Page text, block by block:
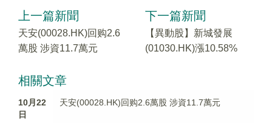
上一篇新聞
天安(00028.HK)回购2.6
萬股 涉資11.7萬元
下一篇新聞
【異動股】新城發展
(01030.HK)漲10.58%
相關文章
10月22
日
天安(00028.HK)回购2.6萬股 涉資11.7萬元